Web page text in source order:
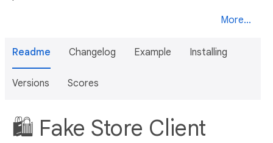
More...
Readme Changelog Example Installing
Versions Scores
🛍️ Fake Store Client